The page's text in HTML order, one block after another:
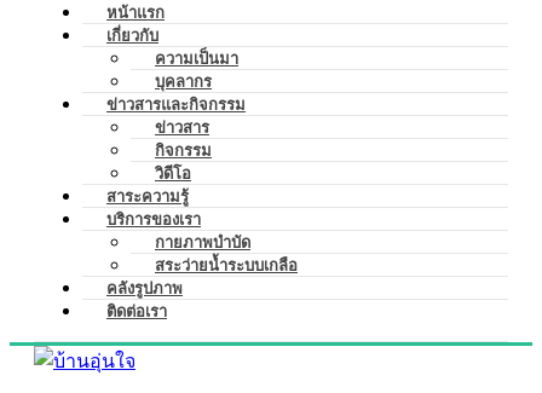
หน้าแรก
เกี่ยวกับ
ความเป็นมา
บุคลากร
ข่าวสารและกิจกรรม
ข่าวสาร
กิจกรรม
วิดีโอ
สาระความรู้
บริการของเรา
กายภาพบำบัด
สระว่ายน้ำระบบเกลือ
คลังรูปภาพ
ติดต่อเรา